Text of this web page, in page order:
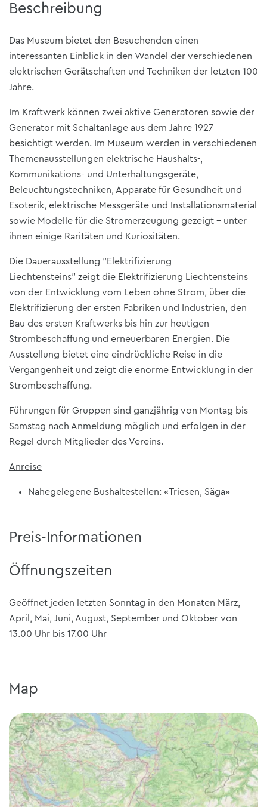
Beschreibung
Das Museum bietet den Besuchenden einen
interessanten Einblick in den Wandel der verschiedenen
elektrischen Gerätschaften und Techniken der letzten 100
Jahre.
Im Kraftwerk können zwei aktive Generatoren sowie der
Generator mit Schaltanlage aus dem Jahre 1927
besichtigt werden. Im Museum werden in verschiedenen
Themenausstellungen elektrische Haushalts-,
Kommunikations- und Unterhaltungsgeräte,
Beleuchtungstechniken, Apparate für Gesundheit und
Esoterik, elektrische Messgeräte und Installationsmaterial
sowie Modelle für die Stromerzeugung gezeigt - unter
ihnen einige Raritäten und Kuriositäten.
Die Dauerausstellung "Elektrifizierung
Liechtensteins" zeigt die Elektrifizierung Liechtensteins
von der Entwicklung vom Leben ohne Strom, über die
Elektrifizierung der ersten Fabriken und Industrien, den
Bau des ersten Kraftwerks bis hin zur heutigen
Strombeschaffung und erneuerbaren Energien. Die
Ausstellung bietet eine eindrückliche Reise in die
Vergangenheit und zeigt die enorme Entwicklung in der
Strombeschaffung.
Führungen für Gruppen sind ganzjährig von Montag bis
Samstag nach Anmeldung möglich und erfolgen in der
Regel durch Mitglieder des Vereins.
Anreise
Nahegelegene Bushaltestellen: «Triesen, Säga»
Preis-Informationen
Öffnungszeiten
Geöffnet jeden letzten Sonntag in den Monaten März,
April, Mai, Juni, August, September und Oktober von
13.00 Uhr bis 17.00 Uhr
Map